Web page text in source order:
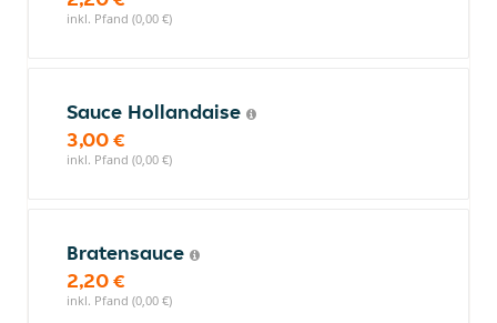
inkl. Pfand (0,00 €)
Sauce Hollandaise
3,00 €
inkl. Pfand (0,00 €)
Bratensauce
2,20 €
inkl. Pfand (0,00 €)